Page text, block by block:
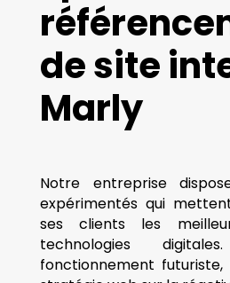
de site
Marly
Notre entreprise
expérimentés qui
ses clients les
technologies
fonctionnement